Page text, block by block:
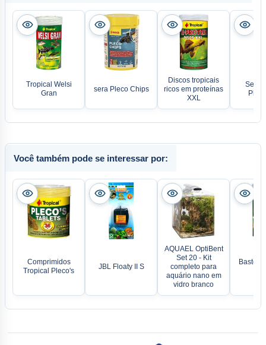
Tropical Welsi
Gran
sera Pleco Chips
Discos tropicais
ricos em proteínas
XXL
Sera
Você também pode se interessar por:
Comprimidos
Tropical Pleco's
JBL Floaty II S
AQUAEL OptiBent
Set 20 - Kit
completo para
aquário nano em
vidro branco